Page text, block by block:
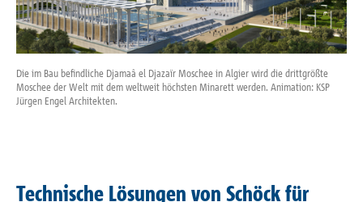
Referenzen
Unternehmen
Die im Bau befindliche Djamaâ el Djazaïr Moschee in Algier wird die drittgrößte
Moschee der Welt mit dem weltweit höchsten Minarett werden. Animation: KSP
Jürgen Engel Architekten.
Technische Lösungen von Schöck für